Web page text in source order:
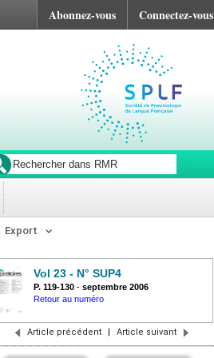
Abonnez-vous Connectez-vous
Export
Vol 23 - N° SUP4
P. 119-130 - septembre 2006
Retour au numéro
Article précédent | Article suivant